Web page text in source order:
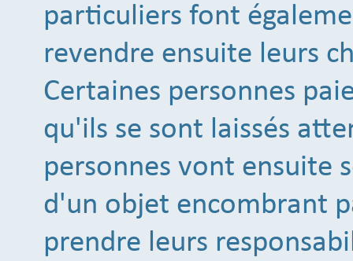
particuliers font
revendre ensuite leurs
Certaines personnes
qu'ils se sont laissés
personnes vont ensuite
d'un objet encombrant
prendre leurs